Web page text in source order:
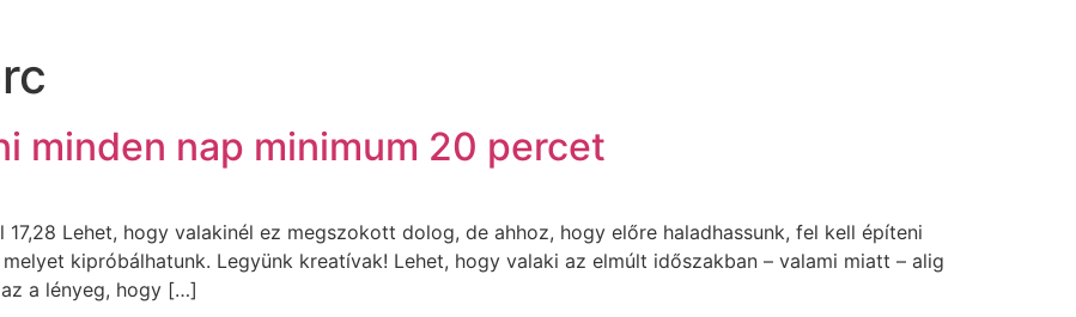
minden nap minimum 20 percet
17,28 Lehet, hogy valakinél ez megszokott dolog, de ahhoz, hogy előre haladhassunk, fel kell építeni
kipróbálhatunk. Legyünk kreatívak! Lehet, hogy valaki az elmúlt időszakban – valami miatt – alig
a lényeg, hogy […]